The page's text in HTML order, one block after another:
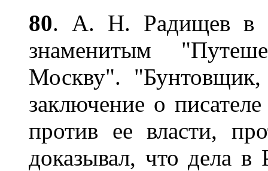
80. А. Н. Радищев в
знаменитым
Москву".
заключение о
против ее власти,
доказывал, что дела в